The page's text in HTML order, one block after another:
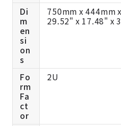
Di
m
en
si
on
s
750mm x 444mm
29.52" x 17.48" x
Fo
rm
Fa
ct
or
2U